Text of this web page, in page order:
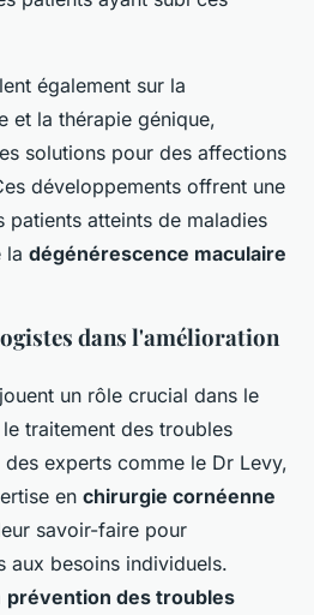
également sur la
et la thérapie génique,
solutions pour des affections
développements offrent une
atteints de maladies
la dégénérescence maculaire
dans l'amélioration
un rôle crucial dans le
traitement des troubles
experts comme le Dr Levy,
en chirurgie cornéenne
savoir-faire pour
aux besoins individuels.
prévention des troubles